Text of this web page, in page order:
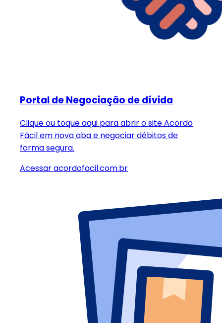
Portal de Negociação de dívida
Clique ou toque aqui para abrir o site Acordo
Fácil em nova aba e negociar débitos de
forma segura.
Acessar acordofacil.com.br